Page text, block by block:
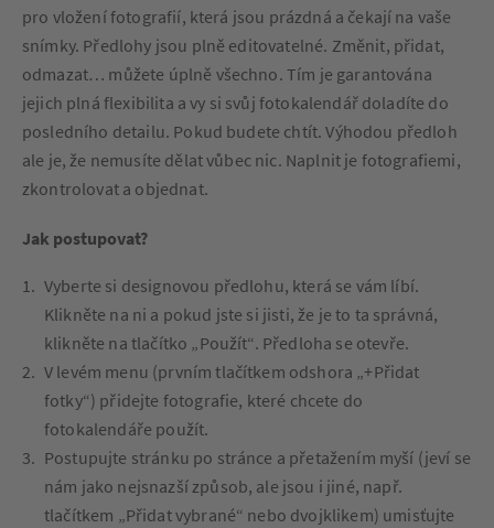
pro vložení fotografií, která jsou prázdná a čekají na vaše
snímky. Předlohy jsou plně editovatelné. Změnit, přidat,
odmazat… můžete úplně všechno. Tím je garantována
jejich plná flexibilita a vy si svůj fotokalendář doladíte do
posledního detailu. Pokud budete chtít. Výhodou předloh
ale je, že nemusíte dělat vůbec nic. Naplnit je fotografiemi,
zkontrolovat a objednat.
Jak postupovat?
Vyberte si designovou předlohu, která se vám líbí.
Klikněte na ni a pokud jste si jisti, že je to ta správná,
klikněte na tlačítko „Použít“. Předloha se otevře.
V levém menu (prvním tlačítkem odshora „+Přidat
fotky“) přidejte fotografie, které chcete do
fotokalendáře použít.
Postupujte stránku po stránce a přetažením myší (jeví se
nám jako nejsnazší způsob, ale jsou i jiné, např.
tlačítkem „Přidat vybrané“ nebo dvojklikem) umisťujte